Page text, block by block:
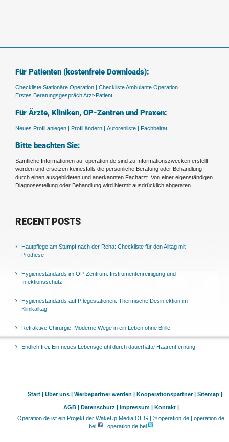
Für Patienten (kostenfreie Downloads):
Checkliste Stationäre Operation | Checkliste Ambulante Operation |
Erstes Beratungsgespräch Arzt-Patient
Für Ärzte, Kliniken, OP-Zentren und Praxen:
Neues Profil anlegen | Profil ändern | Autorenliste | Fachbeirat
Bitte beachten Sie:
Sämtliche Informationen auf operation.de sind zu Informationszwecken erstellt
worden und ersetzen keinesfalls die persönliche Beratung oder Behandlung
durch einen ausgebildeten und anerkannten Facharzt. Von einer eigenständigen
Diagnosestellung oder Behandlung wird hiermit ausdrücklich abgeraten.
RECENT POSTS
Hautpflege am Stumpf nach der Reha: Checkliste für den Alltag mit
Prothese
Hygienestandards im OP-Zentrum: Instrumentenreinigung und
Infektionsschutz
Hygienestandards auf Pflegestationen: Thermische Desinfektion im
Klinikalltag
Refraktive Chirurgie: Moderne Wege in ein Leben ohne Brille
Endlich frei: Ein neues Lebensgefühl durch dauerhafte Haarentfernung
Start | Über uns | Werbepartner werden | Kooperationspartner | Sitemap |
AGB | Datenschutz | Impressum | Kontakt |
Operation.de ist ein Projekt der WakeUp Media OHG | © operation.de | operation.de
bei
| operation.de bei